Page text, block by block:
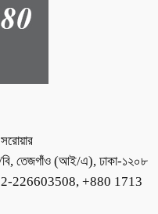
বি, তেজগাঁও (আই/এ), ঢাকা-১২০৮
226603508, +880 1713